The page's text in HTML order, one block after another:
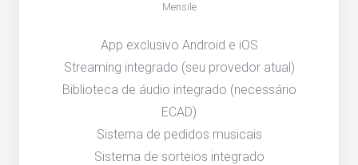
Mensile
App exclusivo Android e iOS
Streaming integrado (seu provedor atual)
Biblioteca de áudio integrado (necessário
ECAD)
Sistema de pedidos musicais
Sistema de sorteios integrado